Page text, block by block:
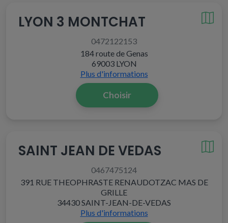
LYON 3 MONTCHAT
0472122153
184 route de Genas
69003 LYON
Plus d'informations
Choisir
SAINT JEAN DE VEDAS
0467475124
391 RUE THEOPHRASTE RENAUDOTZAC MAS DE
GRILLE
34430 SAINT-JEAN-DE-VEDAS
Plus d'informations